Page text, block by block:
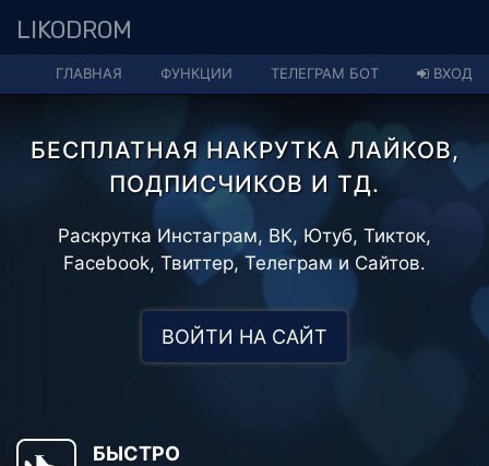
LIKODROM
ГЛАВНАЯ ФУНКЦИИ ТЕЛЕГРАМ БОТ ВХОД
БЕСПЛАТНАЯ НАКРУТКА ЛАЙКОВ,
ПОДПИСЧИКОВ И ТД.
Раскрутка Инстаграм, ВК, Ютуб, Тикток,
Facebook, Твиттер, Телеграм и Сайтов.
ВОЙТИ НА САЙТ
БЫСТРО